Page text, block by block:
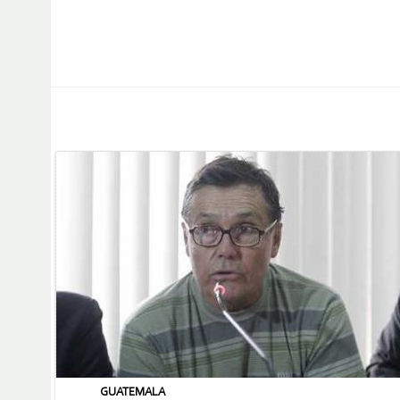
GUATEMALA